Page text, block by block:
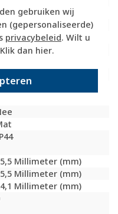
gebruiken wij
(gepersonaliseerde)
privacybeleid. Wilt u
dan hier.
Millimeter (mm)
Millimeter (mm)
Millimeter (mm)